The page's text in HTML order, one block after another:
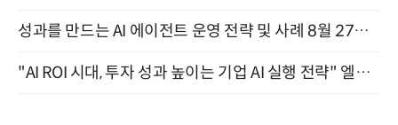
성과를 만드는 AI 에이전트 운영 전략 및 사례 8월 27일 개최
"AI ROI 시대, 투자 성과 높이는 기업 AI 실행 전략" 엘타워 6층 (9월 18일)